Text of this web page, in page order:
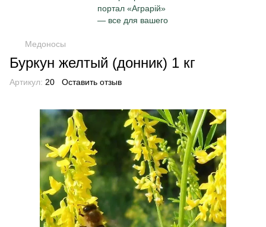
Медоносы
Буркун желтый (донник) 1 кг
Артикул: 20 Оставить отзыв